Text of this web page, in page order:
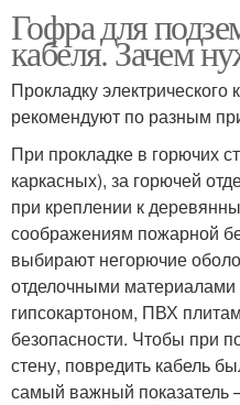
Гофра для
кабеля. Зачем
Прокладку
рекомендуют по разным
При прокладке в горючих
каркасных), за горючей
при креплении к
соображениям пожарной
выбирают негорючие
отделочными
гипсокартоном, ПВХ
безопасности. Чтобы при
стену, повредить кабель
самый важный показатель